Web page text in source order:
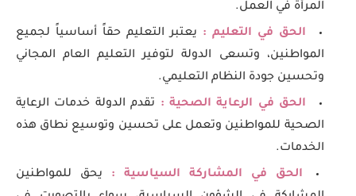
المرأة في العمل.
الحق في التعليم : يعتبر التعليم حقاً أساسياً لجميع
المواطنين، وتسعى الدولة لتوفير التعليم العام المجاني
وتحسين جودة النظام التعليمي.
الحق في الرعاية الصحية : تقدم الدولة خدمات الرعاية
الصحية للمواطنين وتعمل على تحسين وتوسيع نطاق هذه
الخدمات.
الحق في المشاركة السياسية : يحق للمواطنين